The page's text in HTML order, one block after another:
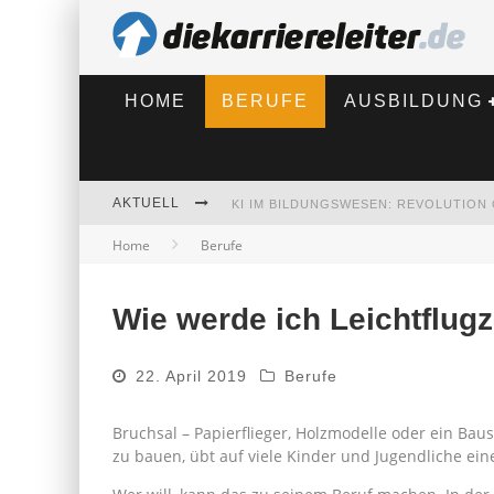
HOME BERUFE AUSBILDUNG
AKTUELL
BEWERBEN 2026: WAS SICH
Home Berufe
Wie werde ich
22. April 2019 Berufe
Bruchsal – Papierflieger, Holzmodelle oder ein
zu bauen, übt auf viele Kinder und Jugendliche